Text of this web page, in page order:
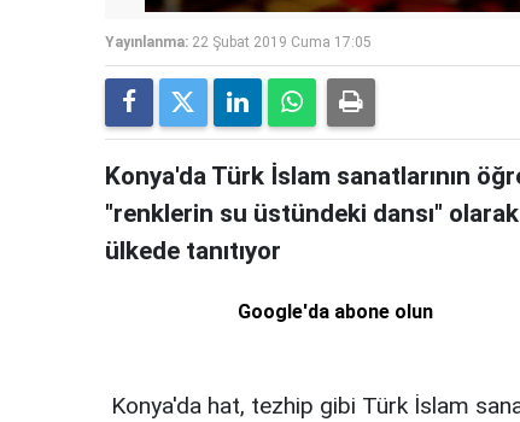
Yayınlanma: 22 Şubat 2019 Cuma 17:05
Konya'da Türk İslam sanatlarının
"renklerin su üstündeki dansı"
ülkede tanıtıyor
Google'da abone olun
Konya'da hat, tezhip gibi Türk İslam